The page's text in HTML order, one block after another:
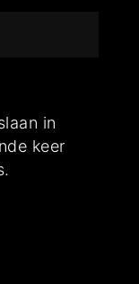
in
keer